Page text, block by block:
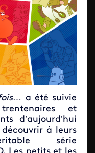
a été suivie
et
d’aujourd’hui
à leurs
série